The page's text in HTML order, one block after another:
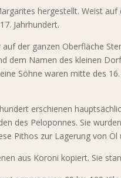
hergestellt. Weist
Jahrhundert.
auf der ganzen Oberfläche
dem Namen des kleinen
Söhne waren mitte des
erschienen
des Peloponnes. Sie
Pithos zur Lagerung von Öl
aus Koroni kopiert. Sie